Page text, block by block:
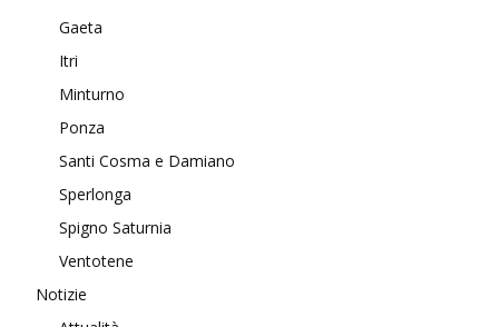
Gaeta
Itri
Minturno
Ponza
Santi Cosma e Damiano
Sperlonga
Spigno Saturnia
Ventotene
Notizie